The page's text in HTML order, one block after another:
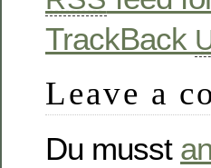
TrackBack
Leave a
Du musst